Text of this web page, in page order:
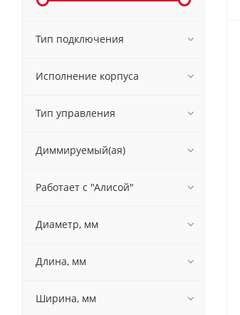
Тип подключения
Исполнение корпуса
Тип управления
Диммируемый(ая)
Работает с "Алисой"
Диаметр, мм
Длина, мм
Ширина, мм